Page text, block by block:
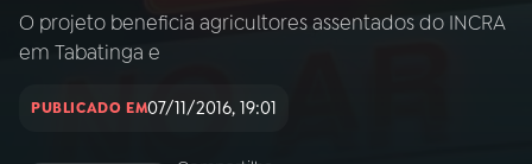
01INÍCIO
O projeto beneficia agricultores assentados do INCRA
em Tabatinga e
PUBLICADO EM07/11/2016, 19:01